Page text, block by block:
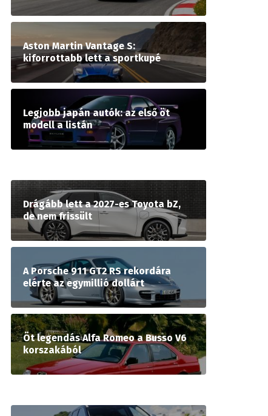
Aston Martin Vantage S:
kiforrottabb lett a sportkupé
Legjobb japán autók: az első öt
modell a listán
Drágább lett a 2027-es Toyota bZ,
de nem frissült
A Porsche 911 GT2 RS rekordára
elérte az egymillió dollárt
Öt legendás Alfa Romeo a Busso V6
korszakából